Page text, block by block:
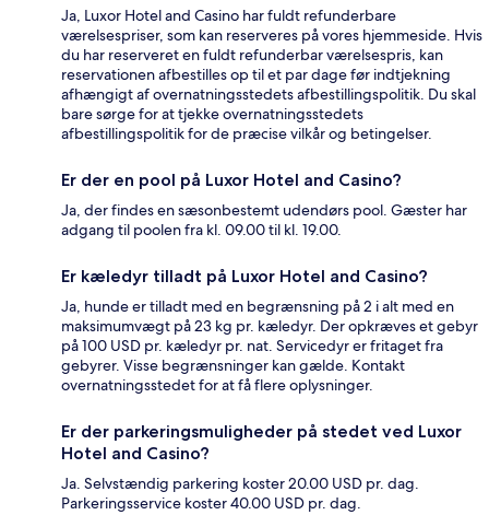
Ja, Luxor Hotel and Casino har fuldt refunderbare
værelsespriser, som kan reserveres på vores hjemmeside. Hvis
du har reserveret en fuldt refunderbar værelsespris, kan
reservationen afbestilles op til et par dage før indtjekning
afhængigt af overnatningsstedets afbestillingspolitik. Du skal
bare sørge for at tjekke overnatningsstedets
afbestillingspolitik for de præcise vilkår og betingelser.
Er der en pool på Luxor Hotel and Casino?
Ja, der findes en sæsonbestemt udendørs pool. Gæster har
adgang til poolen fra kl. 09.00 til kl. 19.00.
Er kæledyr tilladt på Luxor Hotel and Casino?
Ja, hunde er tilladt med en begrænsning på 2 i alt med en
maksimumvægt på 23 kg pr. kæledyr. Der opkræves et gebyr
på 100 USD pr. kæledyr pr. nat. Servicedyr er fritaget fra
gebyrer. Visse begrænsninger kan gælde. Kontakt
overnatningsstedet for at få flere oplysninger.
Er der parkeringsmuligheder på stedet ved Luxor
Hotel and Casino?
Ja. Selvstændig parkering koster 20.00 USD pr. dag.
Parkeringsservice koster 40.00 USD pr. dag.